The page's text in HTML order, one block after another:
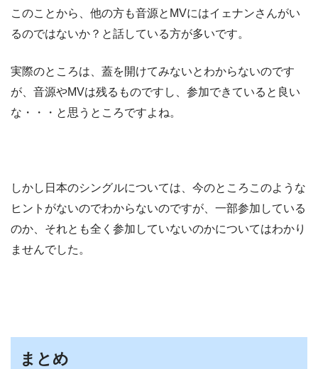
このことから、他の方も音源とMVにはイェナンさんがい
るのではないか？と話している方が多いです。
実際のところは、蓋を開けてみないとわからないのです
が、音源やMVは残るものですし、参加できていると良い
な・・・と思うところですよね。
しかし日本のシングルについては、今のところこのような
ヒントがないのでわからないのですが、一部参加している
のか、それとも全く参加していないのかについてはわかり
ませんでした。
まとめ